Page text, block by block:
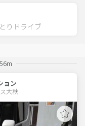
りドライブ
ョン
大秋